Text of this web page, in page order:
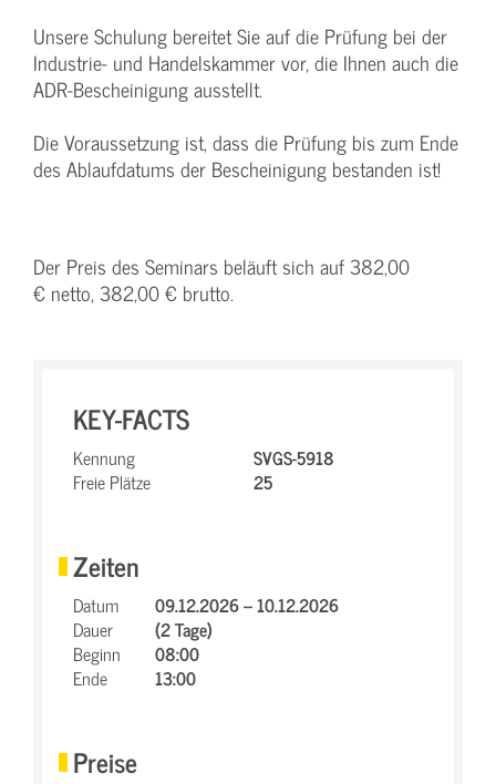
Unsere Schulung bereitet Sie auf die Prüfung bei der
Industrie- und Handelskammer vor, die Ihnen auch die
ADR-Bescheinigung ausstellt.
Die Voraussetzung ist, dass die Prüfung bis zum Ende
des Ablaufdatums der Bescheinigung bestanden ist!
Der Preis des Seminars beläuft sich auf 382,00
€ netto, 382,00 € brutto.
KEY-FACTS
Kennung
SVGS-5918
Freie Plätze
25
Zeiten
Datum
09.12.2026 – 10.12.2026
Dauer
(2 Tage)
Beginn
08:00
Ende
13:00
Preise